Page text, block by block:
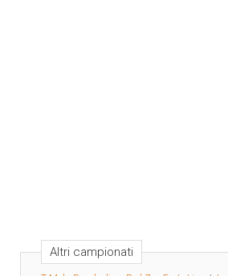
Altri campionati